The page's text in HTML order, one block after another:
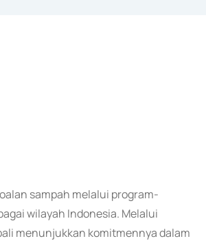
sampah melalui program-
wilayah Indonesia. Melalui
menunjukkan komitmennya dalam